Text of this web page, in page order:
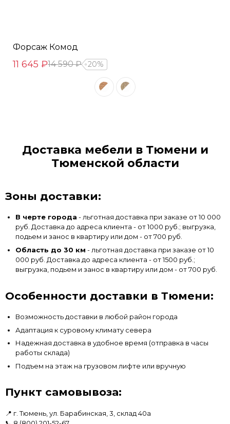
Форсаж Комод
11 645 ₽14 590 ₽ 20%
Доставка мебели в Тюмени и
Тюменской области
Зоны доставки:
В черте города - льготная доставка при заказе от 10 000
руб. Доставка до адреса клиента - от 1000 руб.; выгрузка,
подьем и занос в квартиру или дом - от 700 руб.
Область до 30 км - льготная доставка при заказе от 10
000 руб. Доставка до адреса клиента - от 1500 руб.;
выгрузка, подьем и занос в квартиру или дом - от 700 руб.
Особенности доставки в Тюмени:
Возможность доставки в любой район города
Адаптация к суровому климату севера
Надежная доставка в удобное время (отправка в часы
работы склада)
Подъем на этаж на грузовом лифте или вручную
Пункт самовывоза:
📍 г. Тюмень, ул. Барабинская, 3, склад 40а